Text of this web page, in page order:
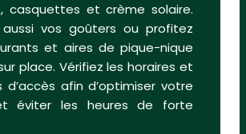
casquettes et crème solaire.
vos goûters ou profitez
et aires de pique-nique
place. Vérifiez les horaires et
d’accès afin d’optimiser votre
éviter les heures de forte